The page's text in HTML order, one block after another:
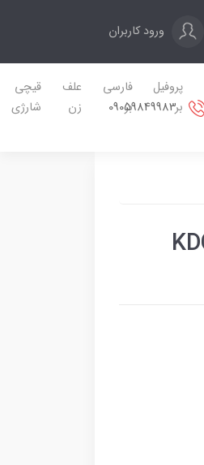
ورود کاربران
پروفیل
بر
فارسی
بر
علف
زن
قیچی
شارژی
09059849983